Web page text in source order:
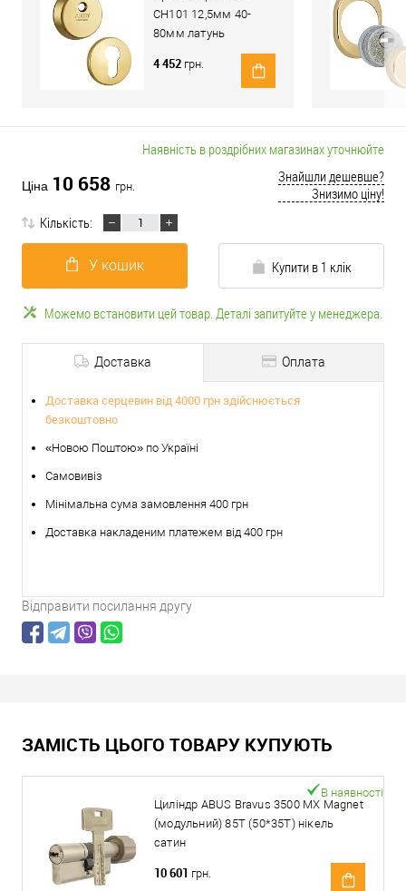
CH101 12,5мм 40-
80мм латунь
4 452 грн.
Наявність в роздрібних магазинах уточнюйте
Ціна 10 658 грн.
Знайшли дешевше?
Знизимо ціну!
Кількість:
У кошик Купити в 1 клік
Можемо встановити цей товар. Деталі запитуйте у менеджера.
Доставка Оплата
Доставка серцевин від 4000 грн здійснюється
безкоштовно
«Новою Поштою» по Україні
Самовивіз
Мінімальна сума замовлення 400 грн
Доставка накладеним платежем від 400 грн
Відправити посилання другу
ЗАМІСТЬ ЦЬОГО ТОВАРУ КУПУЮТЬ
Циліндр ABUS Bravus 3500 MX Magnet
(модульний) 85T (50*35T) нікель
сатин
В наявності
10 601 грн.